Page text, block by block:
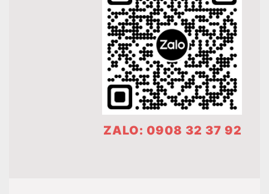
ZALO: 0908 32 37 92